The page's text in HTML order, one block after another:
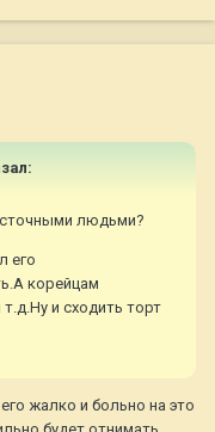
людьми?
его
корейцам
и сходить торт
жалко и больно на это